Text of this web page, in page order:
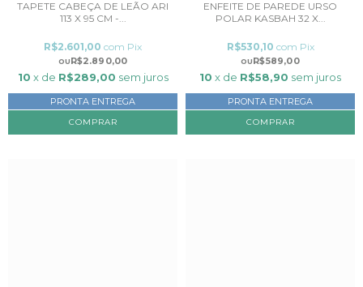
TAPETE CABEÇA DE LEÃO ARI
113 X 95 CM -...
R$2.890,00
R$2.601,00 com Pix
10 x de R$289,00 sem juros
PRONTA ENTREGA
ENFEITE DE PAREDE URSO
POLAR KASBAH 32 X...
R$589,00
R$530,10 com Pix
10 x de R$58,90 sem juros
PRONTA ENTREGA